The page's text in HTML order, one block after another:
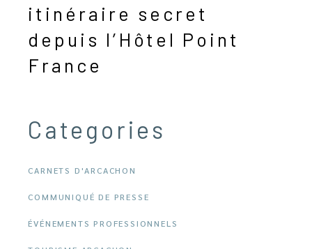
itinéraire secret
depuis l’Hôtel Point
France
Categories
CARNETS D'ARCACHON
COMMUNIQUÉ DE PRESSE
ÉVÉNEMENTS PROFESSIONNELS